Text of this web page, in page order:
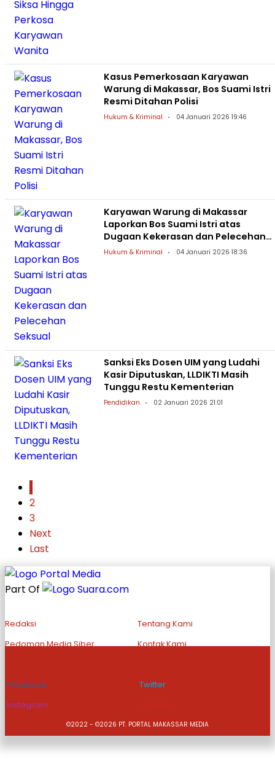
Kasus Pemerkosaan Karyawan
Warung di Makassar, Bos Suami Istri
Resmi Ditahan Polisi
Hukum & Kriminal 04 Januari 2026 19:46
Karyawan Warung di Makassar
Laporkan Bos Suami Istri atas
Dugaan Kekerasan dan Pelecehan
Seksual
Hukum & Kriminal 04 Januari 2026 18:36
Sanksi Eks Dosen UIM yang Ludahi
Kasir Diputuskan, LLDIKTI Masih
Tunggu Restu Kementerian
Pendidikan 02 Januari 2026 21:01
2
3
Next
Last
Part Of
Redaksi
Tentang Kami
Pedoman Media Siber
Kontak Kami
Facebook
Twitter
Instagram
©2022 - ©2026 PT. PORTAL MAKASSAR MEDIA